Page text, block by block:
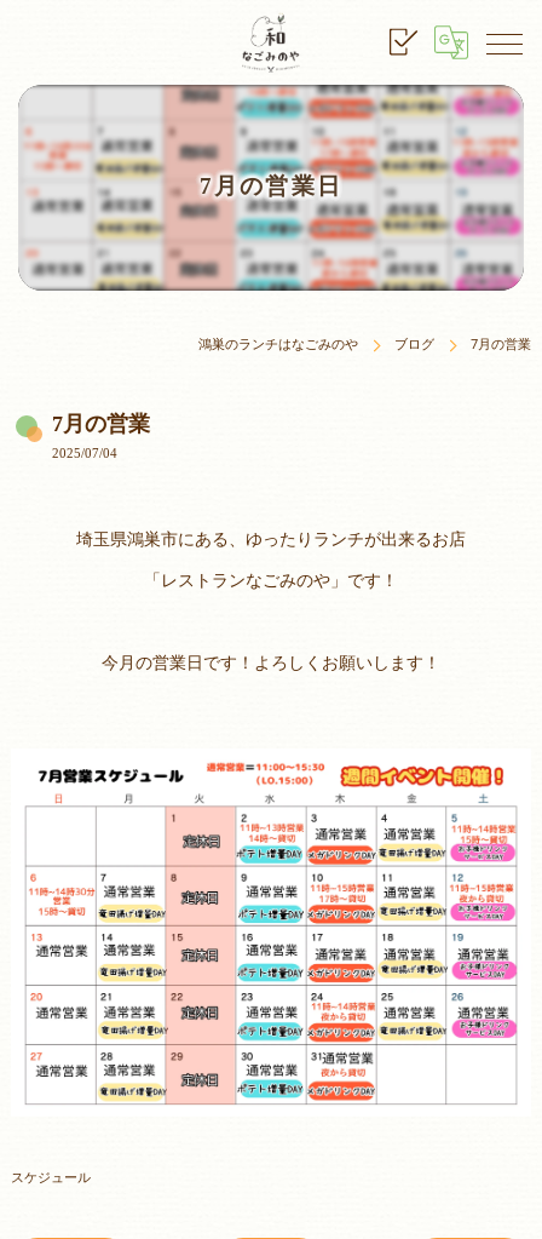
7月の営業日
鴻巣のランチはなごみのや ブログ 7月の営業
7月の営業
2025/07/04
埼玉県鴻巣市にある、ゆったりランチが出来るお店
「レストランなごみのや」です！
今月の営業日です！よろしくお願いします！
スケジュール